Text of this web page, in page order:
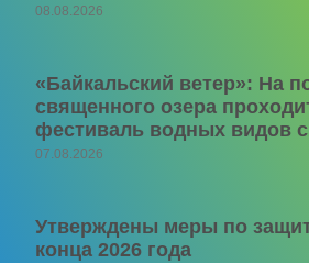
08.08.2026
«Байкальский ветер»: На
священного озера
фестиваль водных видов
07.08.2026
Утверждены меры по
конца 2026 года